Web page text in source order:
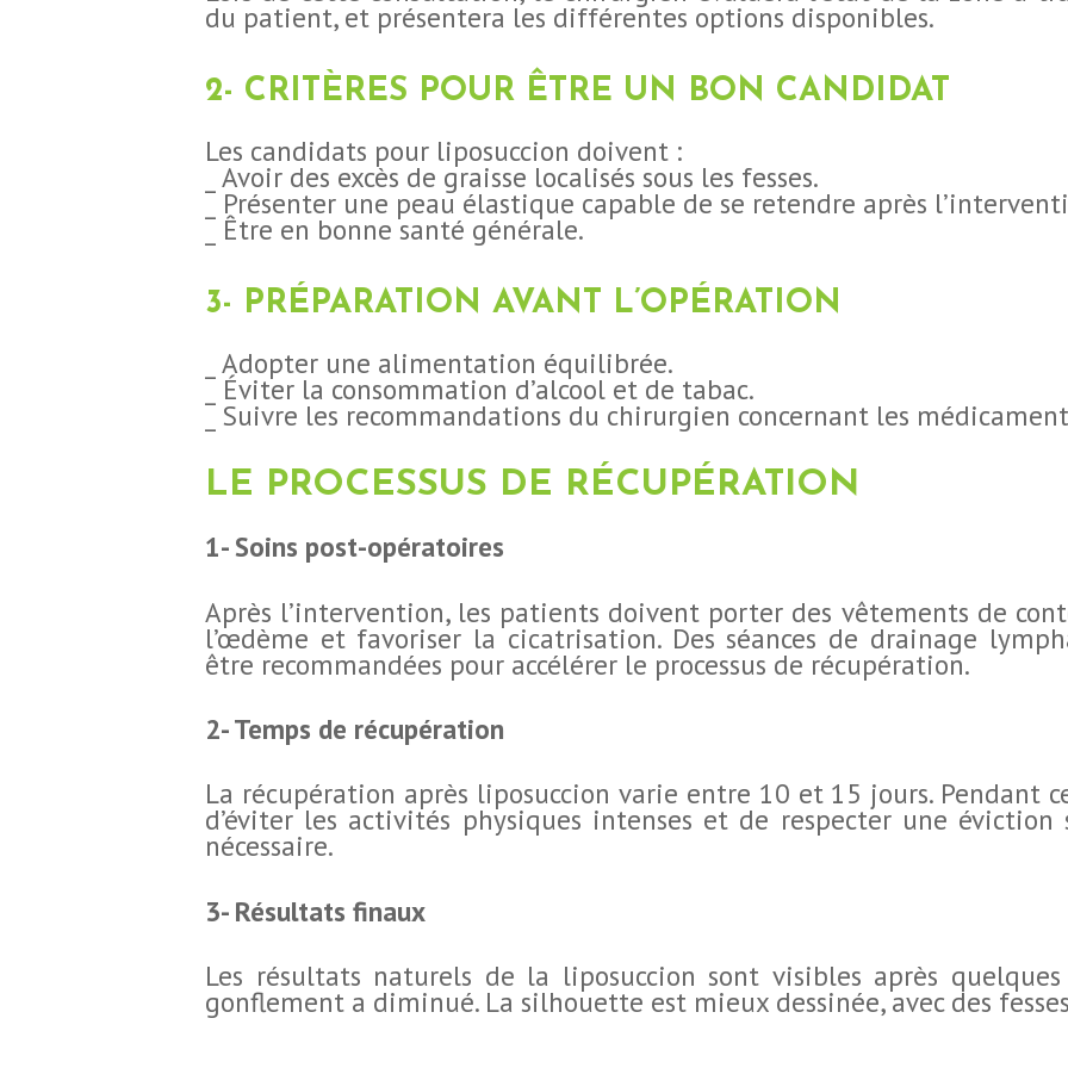
du patient, et présentera les différentes options disponibles.
2- CRITÈRES POUR ÊTRE UN BON CANDIDAT
Les candidats pour liposuccion doivent :
_ Avoir des excès de graisse localisés sous les fesses.
_ Présenter une peau élastique capable de se retendre après
_ Être en bonne santé générale.
3- PRÉPARATION AVANT L’OPÉRATION
_ Adopter une alimentation équilibrée.
_ Éviter la consommation d’alcool et de tabac.
_ Suivre les recommandations du chirurgien concernant les
LE PROCESSUS DE RÉCUPÉRATION
1- Soins post-opératoires
Après l’intervention, les patients doivent porter des vêtements de
l’œdème et favoriser la cicatrisation. Des séances de drainage
être recommandées pour accélérer le processus de récupération.
2- Temps de récupération
La récupération après liposuccion varie entre 10 et 15 jours. Pendant
d’éviter les activités physiques intenses et de respecter une éviction
nécessaire.
3- Résultats finaux
Les résultats naturels de la liposuccion sont visibles après
gonflement a diminué. La silhouette est mieux dessinée, avec des